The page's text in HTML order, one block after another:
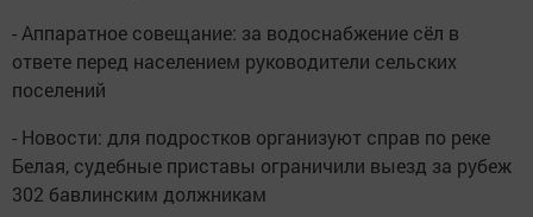
- Аппаратное совещание: за водоснабжение сёл в
ответе перед населением руководители сельских
поселений
- Новости: для подростков организуют справ по реке
Белая, судебные приставы ограничили выезд за рубеж
302 бавлинским должникам